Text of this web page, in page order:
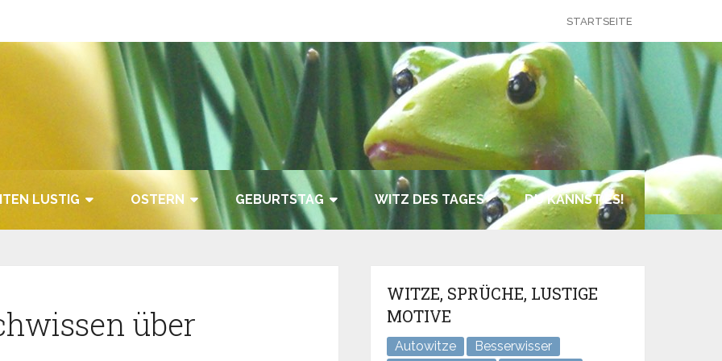
STARTSEITE
LUSTIG OSTERN GEBURTSTAG WITZ DES TAGES DU KANNST ES!
über
WITZE, SPRÜCHE, LUSTIGE
MOTIVE
Autowitze
Besserwisser